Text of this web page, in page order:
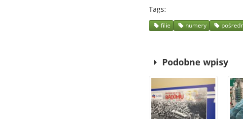
Tags
filie numery
Podobne wpisy